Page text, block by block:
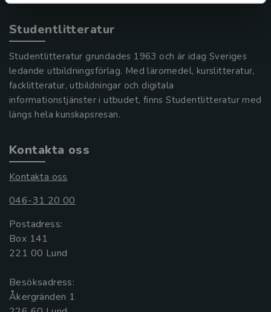
Studentlitteratur
Studentlitteratur grundades 1963 och är idag Sveriges
ledande utbildningsförlag. Med läromedel, kurslitteratur,
facklitteratur, utbildningar och digitala
informationstjänster i utbudet, finns Studentlitteratur med
längs hela kunskapsresan.
Kontakta oss
Kontakta oss
046-31 20 00
Postadress:
Box 141
221 00 Lund
Besöksadress:
Åkergränden 1